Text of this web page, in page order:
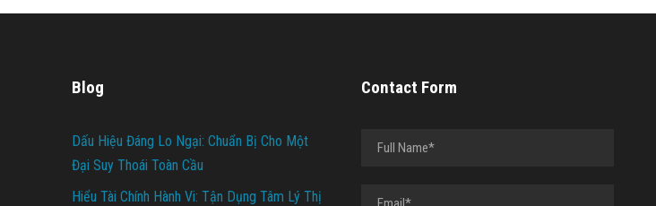
Blog
Dấu Hiệu Đáng Lo Ngại: Chuẩn Bị Cho Một
Đại Suy Thoái Toàn Cầu
Hiểu Tài Chính Hành Vi: Tận Dụng Tâm Lý Thị
Contact Form